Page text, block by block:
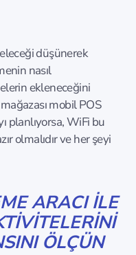
düşünerek
nasıl
ekleneceğini
mobil POS
planlıyorsa, WiFi bu
olmalıdır ve her şeyi
ARACI ILE
ÖLÇÜN